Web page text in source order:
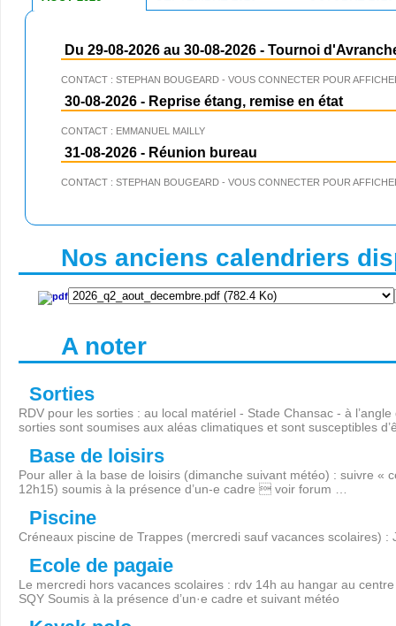
Du 29-08-2026 au 30-08-2026 - Tournoi
CONTACT : STEPHAN BOUGEARD - VOUS CONNECTER POUR
30-08-2026 - Reprise étang, remise en état
CONTACT : EMMANUEL MAILLY
31-08-2026 - Réunion bureau
CONTACT : STEPHAN BOUGEARD - VOUS CONNECTER POUR
Nos anciens calendriers
A noter
Sorties
RDV pour les sorties : au local matériel - Stade Chansac - à
sorties sont soumises aux aléas climatiques et sont susceptibles
Base de loisirs
Pour aller à la base de loisirs (dimanche suivant météo) : suivre
12h15) soumis à la présence d’un-e cadre  voir forum …
Piscine
Créneaux piscine de Trappes (mercredi sauf vacances scolaires)
Ecole de pagaie
Le mercredi hors vacances scolaires : rdv 14h au hangar au
SQY Soumis à la présence d’un·e cadre et suivant météo